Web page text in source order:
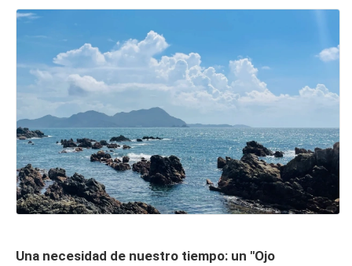
Una necesidad de nuestro tiempo: un "Ojo